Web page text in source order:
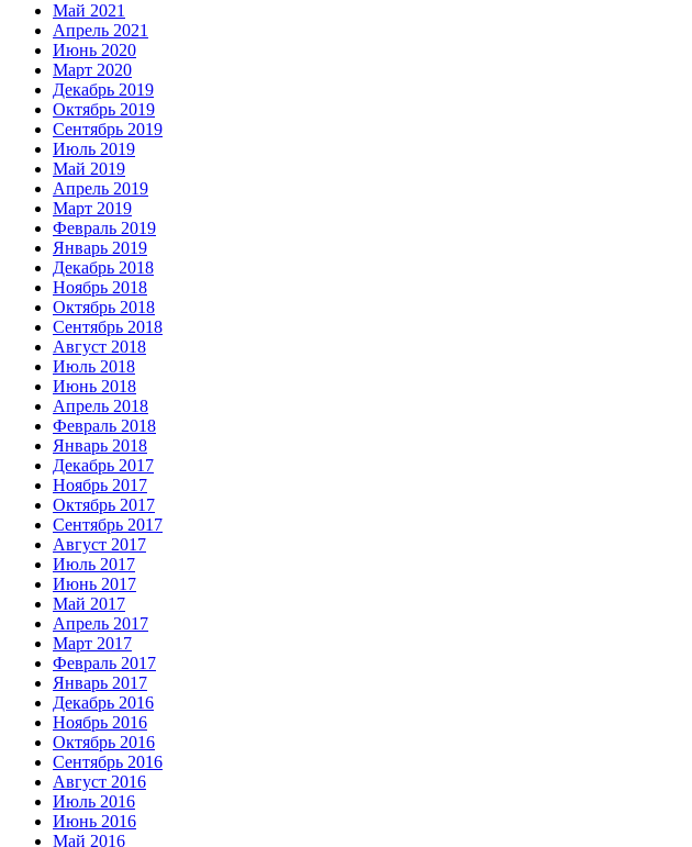
Май 2021
Апрель 2021
Июнь 2020
Март 2020
Декабрь 2019
Октябрь 2019
Сентябрь 2019
Июль 2019
Май 2019
Апрель 2019
Март 2019
Февраль 2019
Январь 2019
Декабрь 2018
Ноябрь 2018
Октябрь 2018
Сентябрь 2018
Август 2018
Июль 2018
Июнь 2018
Апрель 2018
Февраль 2018
Январь 2018
Декабрь 2017
Ноябрь 2017
Октябрь 2017
Сентябрь 2017
Август 2017
Июль 2017
Июнь 2017
Май 2017
Апрель 2017
Март 2017
Февраль 2017
Январь 2017
Декабрь 2016
Ноябрь 2016
Октябрь 2016
Сентябрь 2016
Август 2016
Июль 2016
Июнь 2016
Май 2016